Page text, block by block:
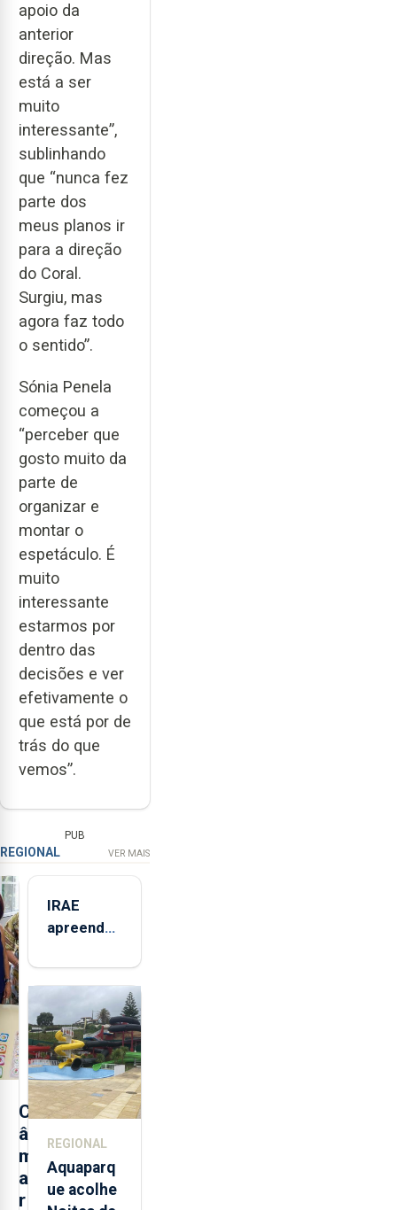
apoio da
anterior
direção. Mas
está a ser
muito
interessante”,
sublinhando
que “nunca fez
parte dos
meus planos ir
para a direção
do Coral.
Surgiu, mas
agora faz todo
o sentido”.
Sónia Penela
começou a
“perceber que
gosto muito da
parte de
organizar e
montar o
espetáculo. É
muito
interessante
estarmos por
dentro das
decisões e ver
efetivamente o
que está por de
trás do que
vemos”.
PUB
REGIONAL VER MAIS
C
â
m
a
r
IRAE
apreendeu
toneladas
de
alimentos
entre
2021 e
2025 nos
Açores
REGIONAL
Aquaparq
ue acolhe